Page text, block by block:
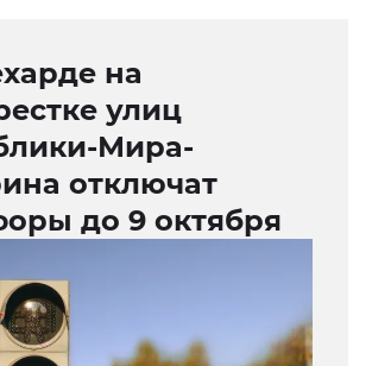
на
улиц
Мира-
отключат
до 9 октября